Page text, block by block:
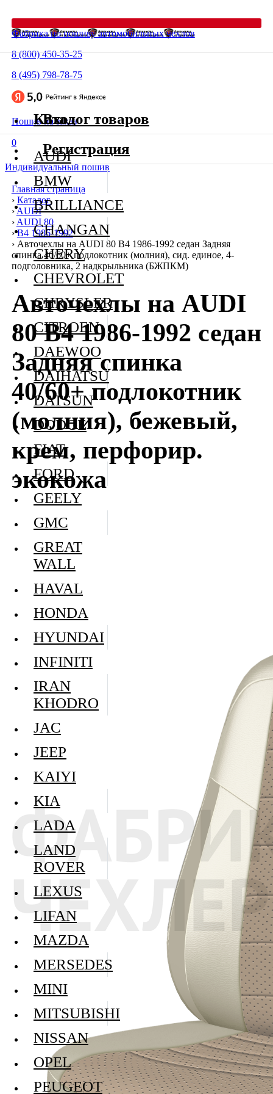
Фабрика по пошиву автомобильных чехлов
8 (800) 450-35-25
8 (495) 798-78-75
Пошив на заказ
0
Индивидуальный пошив
Главная страница
› Каталог
›AUDI
› AUDI 80
› В4 1986-1992
› Авточехлы на AUDI 80 В4 1986-1992 седан Задняя
спинка 40/60+ подлокотник (молния), сид. единое, 4-
подголовника, 2 надкрыльника (БЖПКМ)
Авточехлы на AUDI
80 В4 1986-1992 седан
Задняя спинка
40/60+ подлокотник
(молния), бежевый,
крем, перфорир.
экокожа
Каталог товаров
AUDI
BMW
BRILLIANCE
CHANGAN
CHERY
CHEVROLET
CHRYSLER
CITROEN
DAEWOO
DAIHATSU
DATSUN
DODGE
FIAT
FORD
GEELY
GMC
GREAT
WALL
HAVAL
HONDA
HYUNDAI
INFINITI
IRAN
KHODRO
JAC
JEEP
KAIYI
KIA
LADA
LAND
ROVER
LEXUS
LIFAN
MAZDA
MERSEDES
MINI
MITSUBISHI
NISSAN
OPEL
PEUGEOT
Вход
Регистрация